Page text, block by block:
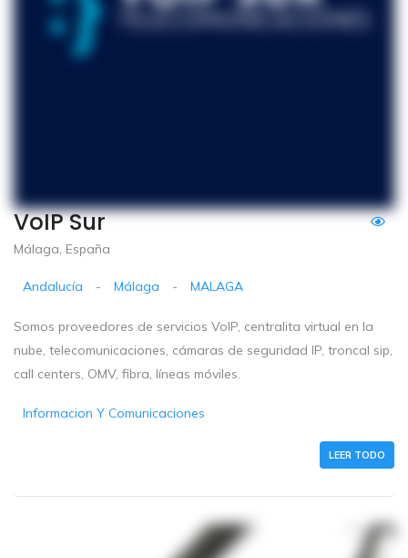
VoIP Sur
Málaga, España
Andalucía - Málaga - MALAGA
Somos proveedores de servicios VoIP, centralita virtual en la
nube, telecomunicaciones, cámaras de seguridad IP, troncal sip,
call centers, OMV, fibra, líneas móviles.
Informacion Y Comunicaciones
LEER TODO